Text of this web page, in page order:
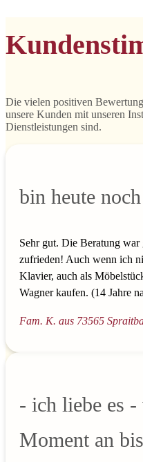
Die vielen positiven
unsere Kunden mit unseren
Dienstleistungen sind.
bin heute
Sehr gut. Die Beratung
zufrieden! Auch wenn ich
Klavier, auch als
Wagner kaufen. (14 Jahre
Fam. K. aus 73565
- ich liebe es -
Moment an